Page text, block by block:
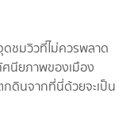
ชมวิวที่ไม่ควรพลาด
ศนียภาพของเมือง
กดินจากที่นี่ด้วยจะเป็น